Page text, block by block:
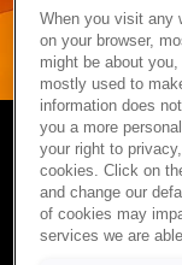
Витратні
When you visit any
on your browser,
might be about
mostly used to
information does
you a more
your right to
cookies. Click on
and change our
of cookies may
services we are